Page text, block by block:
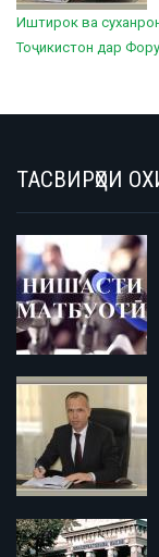
Иштирок ва
Тоҷикистон дар
ТАСВИРҲОИ